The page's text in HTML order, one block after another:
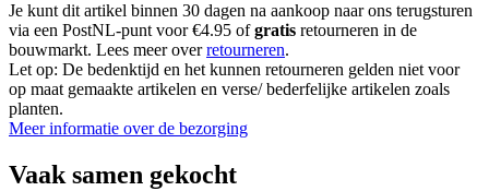
Je kunt dit artikel binnen 30 dagen na aankoop naar ons terugsturen
via een PostNL-punt voor €4.95 ofgratis retourneren in de
bouwmarkt. Lees meer overretourneren.
Let op: De bedenktijd en het kunnen retourneren gelden niet voor
op maat gemaakte artikelen en verse/ bederfelijke artikelen zoals
planten.
Meer informatie over de bezorging
Vaak samen gekocht